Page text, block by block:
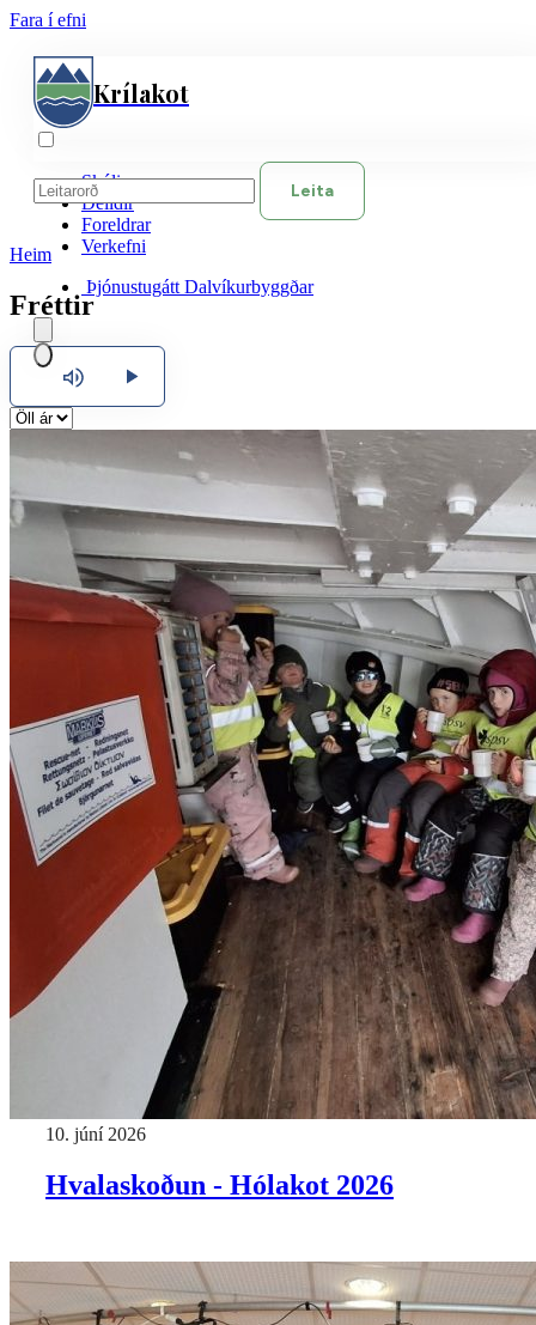
Fara í efni
Krílakot
Skólinn
Deildir
Foreldrar
Verkefni
Þjónustugátt Dalvíkurbyggðar
English
Polski
Leita
Heim
Fréttir
Hlusta
10. júní 2026
Hvalaskoðun - Hólakot 2026